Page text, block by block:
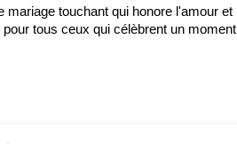
touchant qui honore l'amour et
tous ceux qui célèbrent un moment